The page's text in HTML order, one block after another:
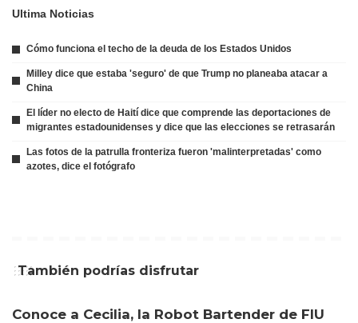
Ultima Noticias
Cómo funciona el techo de la deuda de los Estados Unidos
Milley dice que estaba 'seguro' de que Trump no planeaba atacar a
China
El líder no electo de Haití dice que comprende las deportaciones de
migrantes estadounidenses y dice que las elecciones se retrasarán
Las fotos de la patrulla fronteriza fueron 'malinterpretadas' como
azotes, dice el fotógrafo
También podrías disfrutar
Conoce a Cecilia, la Robot Bartender de FIU